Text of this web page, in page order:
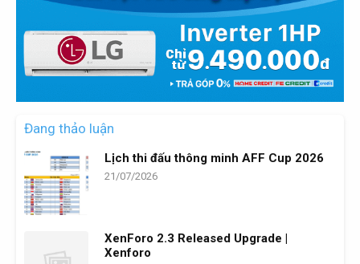
Đang thảo luận
Lịch thi đấu thông minh AFF Cup 2026
21/07/2026
XenForo 2.3 Released Upgrade |
Xenforo